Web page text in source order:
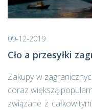
09-12-2019
Cło a przesyłki
Zakupy w
coraz większą
związane z